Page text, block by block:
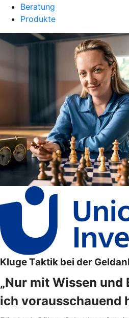
Beratung
Produkte
Kluge Taktik bei der
„Nur mit Wissen und
ich vorausschauend